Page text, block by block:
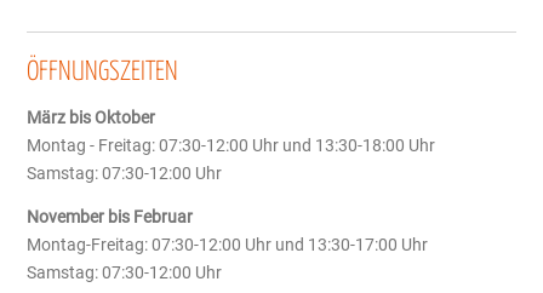
ÖFFNUNGSZEITEN
März bis Oktober
Montag - Freitag: 07:30-12:00 Uhr und 13:30-18:00 Uhr
Samstag: 07:30-12:00 Uhr
November bis Februar
Montag-Freitag: 07:30-12:00 Uhr und 13:30-17:00 Uhr
Samstag: 07:30-12:00 Uhr